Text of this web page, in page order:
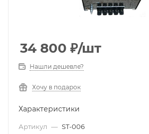
34 800 ₽/шт
Нашли дешевле?
Хочу в подарок
Характеристики
Артикул — ST-006